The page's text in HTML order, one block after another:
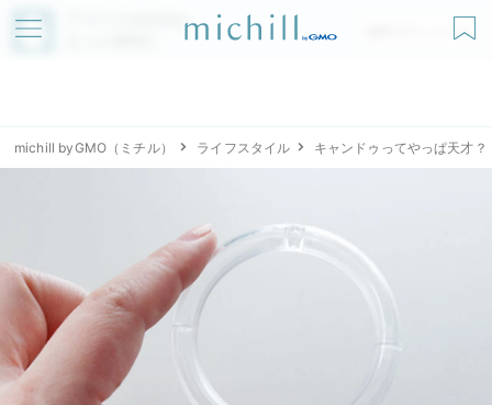
アプリでmichillが
無料ダウンロード
michill byGMO（ミチル） ライフスタイル キャンドゥってやっぱ天才